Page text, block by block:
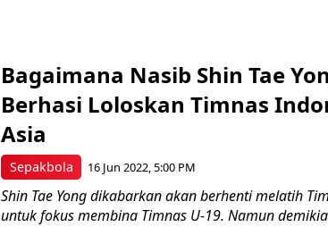
Sepakbola
Bagaimana Nasib Shin Tae
Berhasi Loloskan Timnas
Asia
16 Jun 2022, 5:00 PM
Shin Tae Yong dikabarkan akan berhenti melatih
untuk fokus membina Timnas U-19. Namun